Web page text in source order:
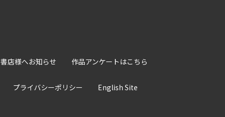
書店様へお知らせ 作品アンケートはこちら
プライバシーポリシー English Site